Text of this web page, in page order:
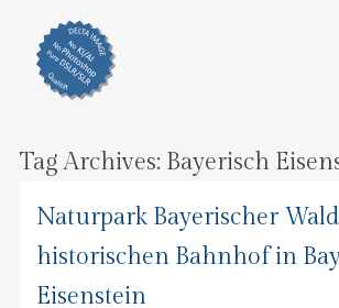
Tag Archives: Bayerisch
Naturpark Bayerischer Wald
historischen Bahnhof in
Eisenstein